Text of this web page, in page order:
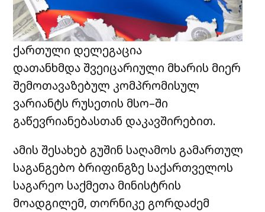
ქართული დელეგაცია
დათანხმდა შვეიცარიული მხარის მიერ
შემოთავაზებულ კომპრომისულ
ვარიანტს რუსეთის მსო–ში
გაწევრიანებასთან დაკავშირებით.
ამის შესახებ გუშინ საღამოს გამართულ
საგანგებო ბრიფინგზე საქართველოს
საგარეო საქმეთა მინისტრის
მოადგილემ, თორნიკე გორდაძემ